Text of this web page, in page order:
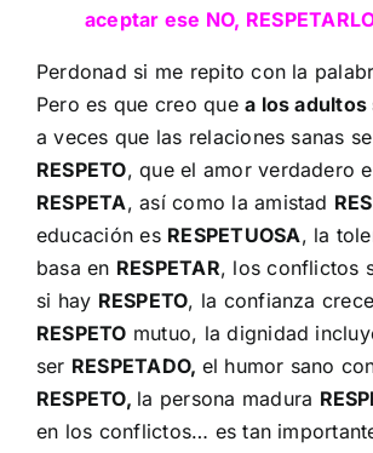
aceptar ese NO,
Perdonad si me repito con la
Pero es que creo quea los
a veces que las relaciones sanas
RESPETO, que el amor verdadero
RESPETA, así como la amistad
educación es RESPETUOSA, la
basa en RESPETAR, los conflictos
si hay RESPETO, la confianza
RESPETO mutuo, la dignidad
ser RESPETADO, el humor sano
RESPETO, la persona madura
en los conflictos… es tan